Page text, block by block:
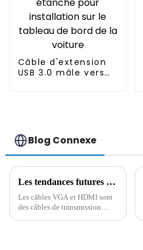
Câble d'extension
USB 3.0 mâle vers
Blog Connexe
Les tendances futures du développement des câbles de données à partir des différences entre les câbles VGA et HDMI
Les câbles VGA et HDMI sont
des câbles de transmission